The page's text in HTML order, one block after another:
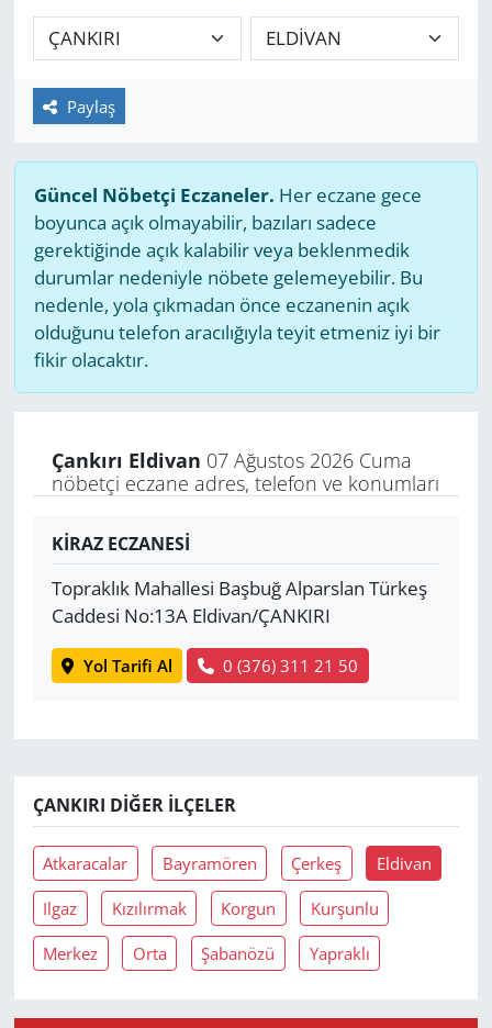
Paylaş
Güncel Nöbetçi Eczaneler. Her eczane gece
boyunca açık olmayabilir, bazıları sadece
gerektiğinde açık kalabilir veya beklenmedik
durumlar nedeniyle nöbete gelemeyebilir. Bu
nedenle, yola çıkmadan önce eczanenin açık
olduğunu telefon aracılığıyla teyit etmeniz iyi bir
fikir olacaktır.
Çankırı Eldivan 07 Ağustos 2026 Cuma
nöbetçi eczane adres, telefon ve konumları
KİRAZ ECZANESİ
Topraklık Mahallesi Başbuğ Alparslan Türkeş
Caddesi No:13A Eldivan/ÇANKIRI
Yol Tarifi Al 0 (376) 311 21 50
ÇANKIRI DIĞER İLÇELER
Atkaracalar Bayramören Çerkeş Eldivan
Ilgaz Kızılırmak Korgun Kurşunlu
Merkez Orta Şabanözü Yapraklı
GÜNDEM
HABERDE İNSAN
MAGAZİN
POLİTİKA
RESMİ İLANLAR
SAĞLIK
SPOR
Yerel